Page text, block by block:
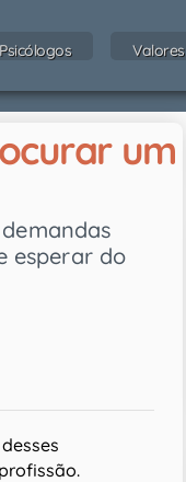
Psicólogos Valores
um
esperar do